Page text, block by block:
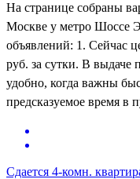
На странице собраны
Москве у метро Шоссе
объявлений: 1. Сейчас
руб. за сутки. В выдаче
удобно, когда важны
предсказуемое время в
Сдается 4-комн.